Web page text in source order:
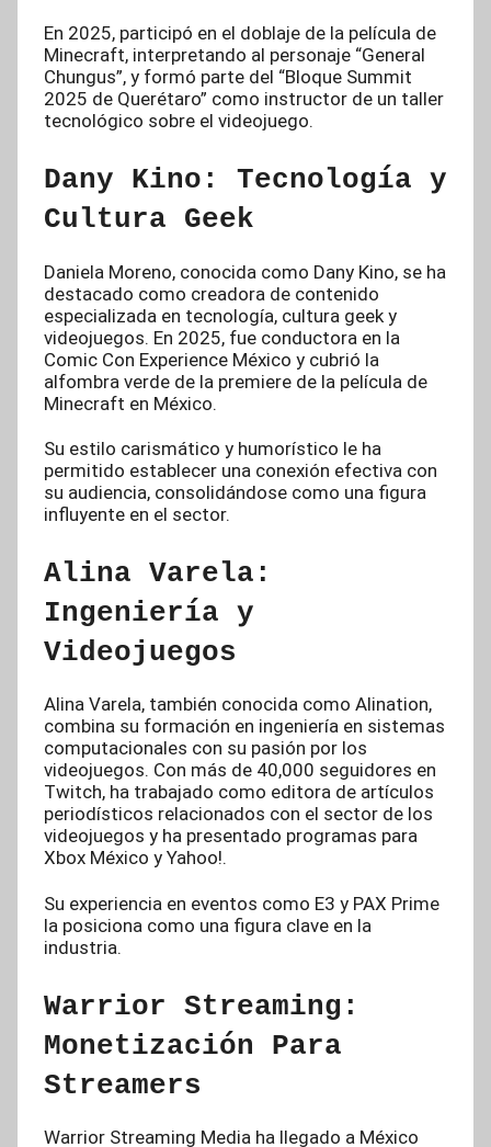
En 2025, participó en el doblaje de la película de
Minecraft, interpretando al personaje “General
Chungus”, y formó parte del “Bloque Summit
2025 de Querétaro” como instructor de un taller
tecnológico sobre el videojuego.
Dany Kino: Tecnología y
Cultura Geek
Daniela Moreno, conocida como Dany Kino, se ha
destacado como creadora de contenido
especializada en tecnología, cultura geek y
videojuegos. En 2025, fue conductora en la
Comic Con Experience México y cubrió la
alfombra verde de la premiere de la película de
Minecraft en México.
Su estilo carismático y humorístico le ha
permitido establecer una conexión efectiva con
su audiencia, consolidándose como una figura
influyente en el sector.
Alina Varela:
Ingeniería y
Videojuegos
Alina Varela, también conocida como Alination,
combina su formación en ingeniería en sistemas
computacionales con su pasión por los
videojuegos. Con más de 40,000 seguidores en
Twitch, ha trabajado como editora de artículos
periodísticos relacionados con el sector de los
videojuegos y ha presentado programas para
Xbox México y Yahoo!.
Su experiencia en eventos como E3 y PAX Prime
la posiciona como una figura clave en la
industria.
Warrior Streaming:
Monetización Para
Streamers
Warrior Streaming Media ha llegado a México